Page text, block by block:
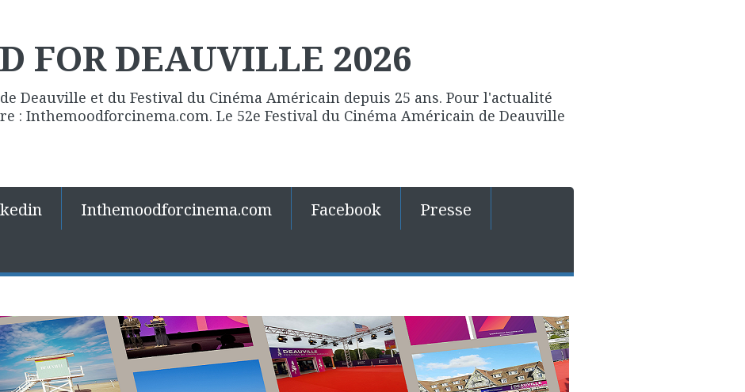
FOR DEAUVILLE 2026
Deauville et du Festival du Cinéma Américain depuis 25 ans. Pour l'actualité
: Inthemoodforcinema.com. Le 52e Festival du Cinéma Américain de Deauville
Inthemoodforcinema.com Facebook
Presse